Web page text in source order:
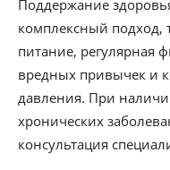
Поддержание
комплексный подход,
питание, регулярная
вредных привычек и
давления. При
хронических
консультация